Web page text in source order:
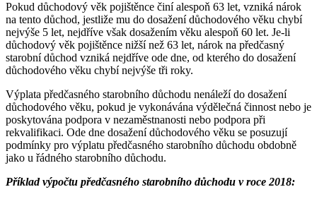
Pokud důchodový věk pojištěnce činí alespoň 63 let, vzniká nárok
na tento důchod, jestliže mu do dosažení důchodového věku chybí
nejvýše 5 let, nejdříve však dosažením věku alespoň 60 let. Je-li
důchodový věk pojištěnce nižší než 63 let, nárok na předčasný
starobní důchod vzniká nejdříve ode dne, od kterého do dosažení
důchodového věku chybí nejvýše tři roky.
Výplata předčasného starobního důchodu nenáleží do dosažení
důchodového věku, pokud je vykonávána výdělečná činnost nebo je
poskytována podpora v nezaměstnanosti nebo podpora při
rekvalifikaci. Ode dne dosažení důchodového věku se posuzují
podmínky pro výplatu předčasného starobního důchodu obdobně
jako u řádného starobního důchodu.
Příklad výpočtu předčasného starobního důchodu v roce 2018: